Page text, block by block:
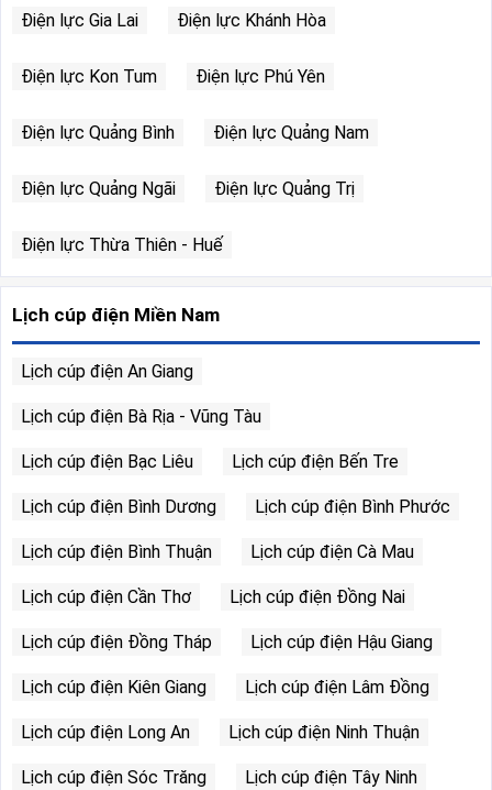
Điện lực Gia Lai Điện lực Khánh Hòa
Điện lực Kon Tum Điện lực Phú Yên
Điện lực Quảng Bình Điện lực Quảng Nam
Điện lực Quảng Ngãi Điện lực Quảng Trị
Điện lực Thừa Thiên - Huế
Lịch cúp điện Miền Nam
Lịch cúp điện An Giang
Lịch cúp điện Bà Rịa - Vũng Tàu
Lịch cúp điện Bạc Liêu Lịch cúp điện Bến Tre
Lịch cúp điện Bình Dương Lịch cúp điện Bình Phước
Lịch cúp điện Bình Thuận Lịch cúp điện Cà Mau
Lịch cúp điện Cần Thơ Lịch cúp điện Đồng Nai
Lịch cúp điện Đồng Tháp Lịch cúp điện Hậu Giang
Lịch cúp điện Kiên Giang Lịch cúp điện Lâm Đồng
Lịch cúp điện Long An Lịch cúp điện Ninh Thuận
Lịch cúp điện Sóc Trăng Lịch cúp điện Tây Ninh